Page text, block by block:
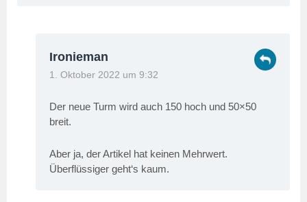
Ironieman
1. Oktober 2022 um 9:32
Der neue Turm wird auch 150 hoch und 50×50
breit.
Aber ja, der Artikel hat keinen Mehrwert.
Überflüssiger geht‘s kaum.